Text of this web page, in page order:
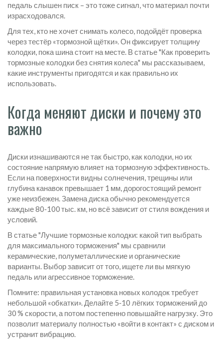
педаль слышен писк – это тоже сигнал, что материал почти
израсходовался.
Для тех, кто не хочет снимать колесо, подойдёт проверка
через тестёр «тормозной щётки». Он фиксирует толщину
колодки, пока шина стоит на месте. В статье "Как проверить
тормозные колодки без снятия колеса" мы рассказываем,
какие инструменты пригодятся и как правильно их
использовать.
Когда меняют диски и почему это
важно
Диски изнашиваются не так быстро, как колодки, но их
состояние напрямую влияет на тормозную эффективность.
Если на поверхности видны солнечения, трещины или
глубина канавок превышает 1 мм, дорогостоящий ремонт
уже неизбежен. Замена диска обычно рекомендуется
каждые 80‑100 тыс. км, но всё зависит от стиля вождения и
условий.
В статье "Лучшие тормозные колодки: какой тип выбрать
для максимального торможения" мы сравнили
керамические, полуметаллические и органические
варианты. Выбор зависит от того, ищете ли вы мягкую
педаль или агрессивное торможение.
Помните: правильная установка новых колодок требует
небольшой «обкатки». Делайте 5‑10 лёгких торможений до
30 % скорости, а потом постепенно повышайте нагрузку. Это
позволит материалу полностью «войти в контакт» с диском и
устранит вибрацию.